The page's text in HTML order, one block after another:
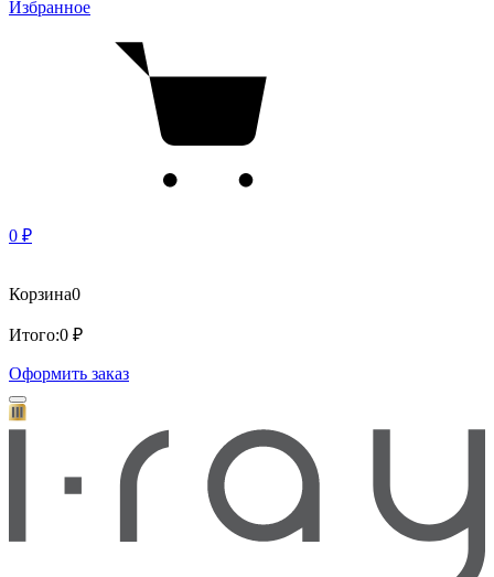
Избранное
0 ₽
Корзина0
Итого:0 ₽
Оформить заказ